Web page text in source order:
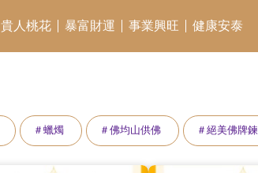
貴人桃花 暴富財運 事業興旺 健康安泰
＃蠟燭 ＃佛均山供佛 ＃絕美佛牌鍊